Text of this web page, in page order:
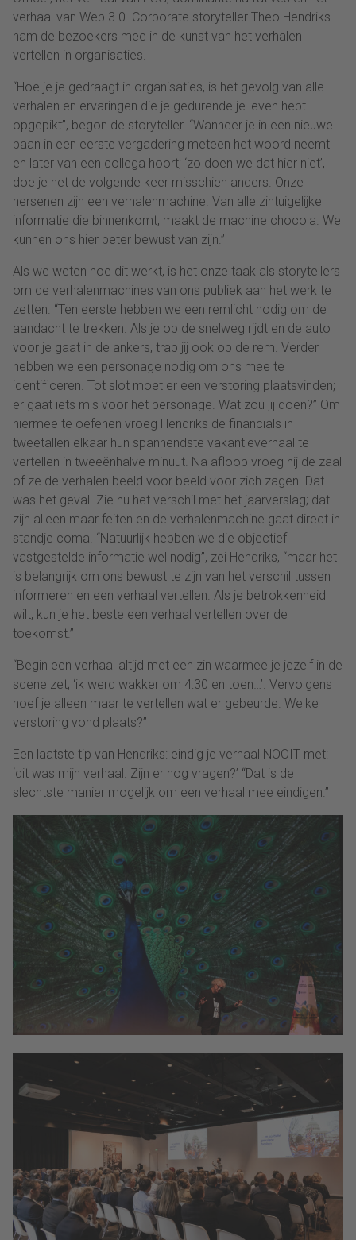
verhaal van Web 3.0. Corporate storyteller Theo Hendriks
nam de bezoekers mee in de kunst van het verhalen
vertellen in organisaties.
“Hoe je je gedraagt in organisaties, is het gevolg van alle
verhalen en ervaringen die je gedurende je leven hebt
opgepikt”, begon de storyteller. “Wanneer je in een nieuwe
baan in een eerste vergadering meteen het woord neemt
en later van een collega hoort; ‘zo doen we dat hier niet’,
doe je het de volgende keer misschien anders. Onze
hersenen zijn een verhalenmachine. Van alle zintuigelijke
informatie die binnenkomt, maakt de machine chocola. We
kunnen ons hier beter bewust van zijn.”
Als we weten hoe dit werkt, is het onze taak als storytellers
om de verhalenmachines van ons publiek aan het werk te
zetten. “Ten eerste hebben we een remlicht nodig om de
aandacht te trekken. Als je op de snelweg rijdt en de auto
voor je gaat in de ankers, trap jij ook op de rem. Verder
hebben we een personage nodig om ons mee te
identificeren. Tot slot moet er een verstoring plaatsvinden;
er gaat iets mis voor het personage. Wat zou jij doen?” Om
hiermee te oefenen vroeg Hendriks de financials in
tweetallen elkaar hun spannendste vakantieverhaal te
vertellen in tweeënhalve minuut. Na afloop vroeg hij de zaal
of ze de verhalen beeld voor beeld voor zich zagen. Dat
was het geval. Zie nu het verschil met het jaarverslag; dat
zijn alleen maar feiten en de verhalenmachine gaat direct in
standje coma. “Natuurlijk hebben we die objectief
vastgestelde informatie wel nodig”, zei Hendriks, “maar het
is belangrijk om ons bewust te zijn van het verschil tussen
informeren en een verhaal vertellen. Als je betrokkenheid
wilt, kun je het beste een verhaal vertellen over de
toekomst.”
“Begin een verhaal altijd met een zin waarmee je jezelf in de
scene zet; ‘ik werd wakker om 4:30 en toen…’. Vervolgens
hoef je alleen maar te vertellen wat er gebeurde. Welke
verstoring vond plaats?”
Een laatste tip van Hendriks: eindig je verhaal NOOIT met:
‘dit was mijn verhaal. Zijn er nog vragen?’ “Dat is de
slechtste manier mogelijk om een verhaal mee eindigen.”